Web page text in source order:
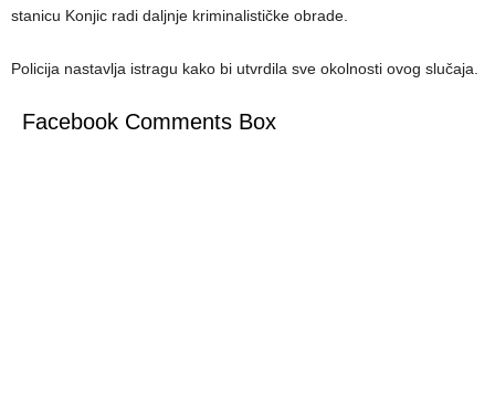
stanicu Konjic radi daljnje kriminalističke obrade.
Policija nastavlja istragu kako bi utvrdila sve okolnosti ovog slučaja.
Facebook Comments Box